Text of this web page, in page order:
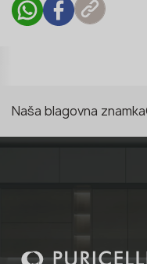
Naša blagovna znamka